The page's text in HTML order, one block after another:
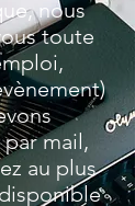
nous
toute
mail,
au plus